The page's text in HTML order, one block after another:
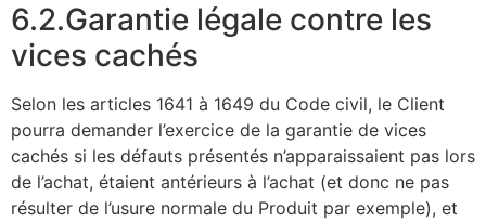
6.2.Garantie légale contre les
vices cachés
Selon les articles 1641 à 1649 du Code civil, le Client
pourra demander l’exercice de la garantie de vices
cachés si les défauts présentés n’apparaissaient pas lors
de l’achat, étaient antérieurs à l’achat (et donc ne pas
résulter de l’usure normale du Produit par exemple), et